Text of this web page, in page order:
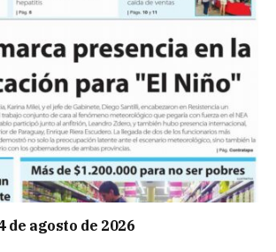
agosto de 2026